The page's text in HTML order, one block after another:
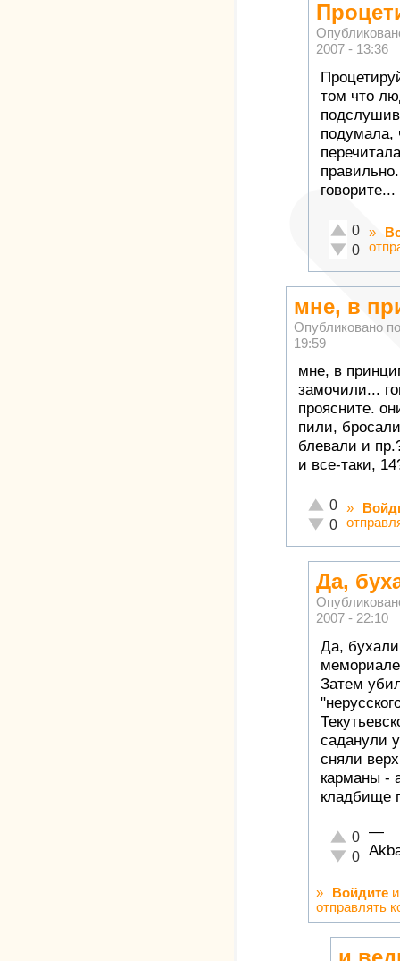
2007 - 13:36
том что
подумала,
говорите...
Отлично!
0
0
»
мне, в
Опубликовано
19:59
мне, в
замочили...
проясните.
пили,
блевали и
и все-таки,
Отлично!
0
Неадекватно!
0
»
Да,
2007 - 22:10
Да,
Затем
саданули
сняли
карманы -
кладбище
Отлично!
0
0
—
» Войдите
отправлять